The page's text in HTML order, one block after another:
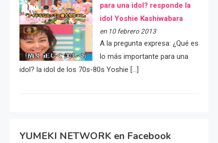
para una idol? responde la
idol Yoshie Kashiwabara
en 10 febrero 2013
A la pregunta expresa: ¿Qué es
lo más importante para una
idol? la idol de los 70s-80s Yoshie […]
YUMEKI NETWORK en Facebook